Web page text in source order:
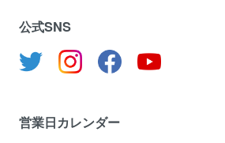
公式SNS
営業日カレンダー